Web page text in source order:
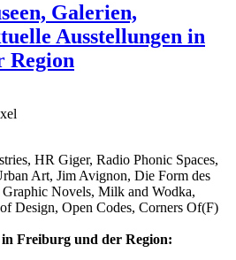
Galerien,
Ausstellungen in
Region
HR Giger, Radio Phonic Spaces,
Art, Jim Avignon, Die Form des
Novels, Milk and Wodka,
Design, Open Codes, Corners Of(F)
Freiburg und der Region: